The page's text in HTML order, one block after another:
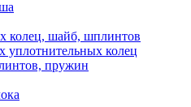
колец, шайб, шплинтов
уплотнительных колец
пружин